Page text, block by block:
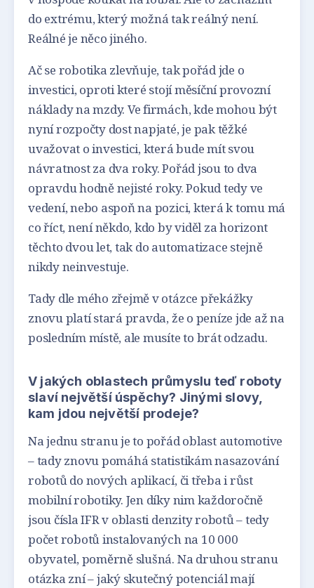
do extrému, který možná tak reálný není.
Reálné je něco jiného.
Ač se robotika zlevňuje, tak pořád jde o
investici, oproti které stojí měsíční provozní
náklady na mzdy. Ve firmách, kde mohou být
nyní rozpočty dost napjaté, je pak těžké
uvažovat o investici, která bude mít svou
návratnost za dva roky. Pořád jsou to dva
opravdu hodně nejisté roky. Pokud tedy ve
vedení, nebo aspoň na pozici, která k tomu má
co říct, není někdo, kdo by viděl za horizont
těchto dvou let, tak do automatizace stejně
nikdy neinvestuje.
Tady dle mého zřejmě v otázce překážky
znovu platí stará pravda, že o peníze jde až na
posledním místě, ale musíte to brát odzadu.
V jakých oblastech průmyslu teď roboty
slaví největší úspěchy? Jinými slovy,
kam jdou největší prodeje?
Na jednu stranu je to pořád oblast automotive
– tady znovu pomáhá statistikám nasazování
robotů do nových aplikací, či třeba i růst
mobilní robotiky. Jen díky nim každoročně
jsou čísla IFR v oblasti denzity robotů – tedy
počet robotů instalovaných na 10 000
obyvatel, poměrně slušná. Na druhou stranu
otázka zní – jaký skutečný potenciál mají